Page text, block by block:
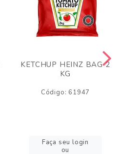
KETCHUP HEINZ BAG 2
KG
Código: 61947
Faça seu login
ou